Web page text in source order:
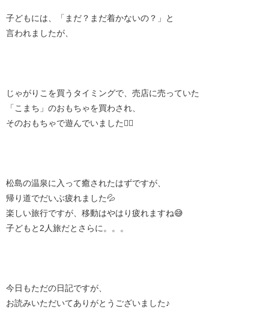
子どもには、「まだ？まだ着かないの？」と
言われましたが、
じゃがりこを買うタイミングで、売店に売っていた
「こまち」のおもちゃを買わされ、
そのおもちゃで遊んでいました😮‍💨
松島の温泉に入って癒されたはずですが、
帰り道でだいぶ疲れました💦
楽しい旅行ですが、移動はやはり疲れますね😅
子どもと2人旅だとさらに。。。
今日もただの日記ですが、
お読みいただいてありがとうございました♪